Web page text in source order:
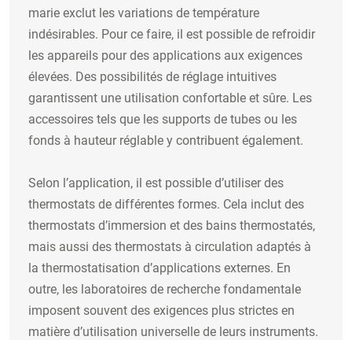
marie exclut les variations de température
indésirables. Pour ce faire, il est possible de refroidir
les appareils pour des applications aux exigences
élevées. Des possibilités de réglage intuitives
garantissent une utilisation confortable et sûre. Les
accessoires tels que les supports de tubes ou les
fonds à hauteur réglable y contribuent également.
Selon l’application, il est possible d’utiliser des
thermostats de différentes formes. Cela inclut des
thermostats d’immersion et des bains thermostatés,
mais aussi des thermostats à circulation adaptés à
la thermostatisation d’applications externes. En
outre, les laboratoires de recherche fondamentale
imposent souvent des exigences plus strictes en
matière d’utilisation universelle de leurs instruments.